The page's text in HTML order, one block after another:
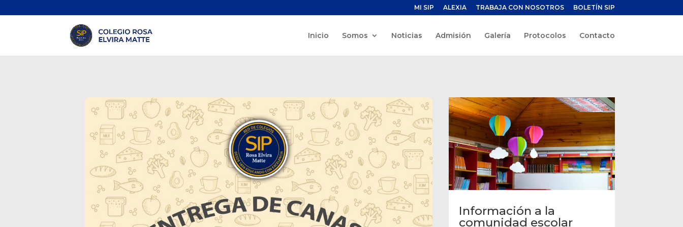
MI SIP ALEXIA TRABAJA CON NOSOTROS BOLETÍN SIP
Inicio Somos Noticias Admisión Galería Protocolos Contacto
Información a la
comunidad escolar